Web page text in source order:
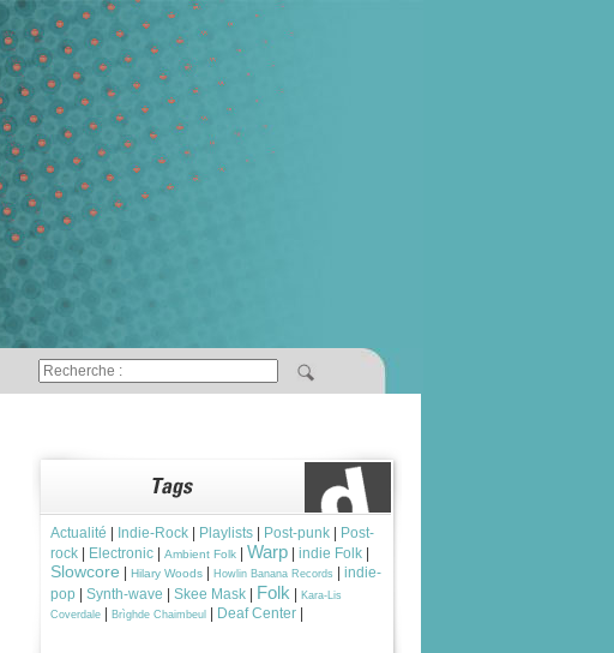
Actualité Indie-Rock Playlists Post-punk
Post-
rock
Electronic Ambient Folk Warp indie Folk
Slowcore Hilary Woods Howlin Banana Records
indie-
pop
Synth-wave Skee Mask Folk
Kara-Lis
Coverdale
Brìghde Chaimbeul Deaf Center